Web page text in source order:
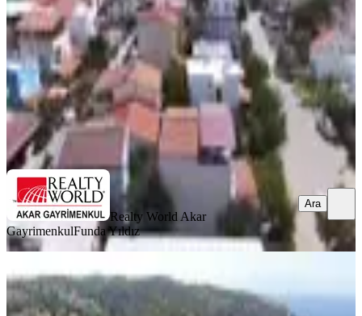
3+1·140 m² ·Bahçe katı·15.07.2026
10.000.000 ₺
Realty World Akar GayrimenkulFunda Yıldız
Ara
Realty World Akar
GayrimenkulFunda Yıldız
Ara
Konsept Sitede Deniz Manzaralı
Zeminde 2 Odalı Dublex Yazlık